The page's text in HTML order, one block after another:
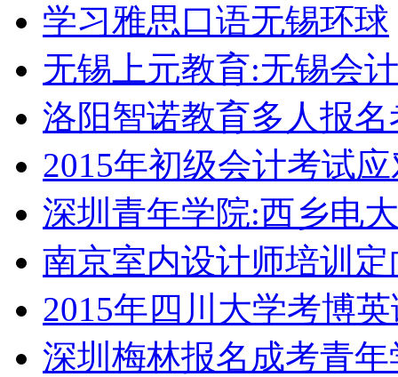
学习雅思口语无锡环球
无锡上元教育:无锡会
洛阳智诺教育多人报
2015年初级会计考试
深圳青年学院:西乡电
南京室内设计师培训定
2015年四川大学考博
深圳梅林报名成考青年